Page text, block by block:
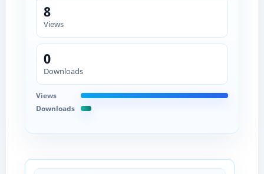
8
Views
0
Downloads
Views
Downloads